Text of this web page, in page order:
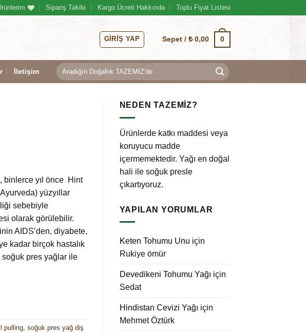
Sipariş Takibi Kargo Ücreti Hakkında Toplu Fiyat Listesi
GIRIŞ YAP Sepet /₺0,00 0
İletişim
Ara:
binlerce yıl önce Hint
yüzyıllar
sebebiyle
olarak görülebilir.
AIDS’den, diyabete,
kadar birçok hastalık
pres yağlar ile
pulling soğuk pres yağ diş
NEDEN TAZEMİZ?
Ürünlerde katkı maddesi veya
koruyucu madde
içermemektedir. Yağı en doğal
hali ile soğuk presle
çıkartıyoruz.
YAPILAN YORUMLAR
Keten Tohumu Unu için
Rukiye ömür
Devedikeni Tohumu Yağı için
Sedat
Hindistan Cevizi Yağı için
Mehmet Öztürk